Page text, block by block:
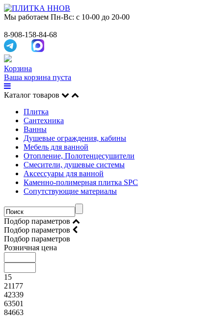
Мы работаем Пн-Вс: с 10-00 до 20-00
8-908-158-84-68
Корзина
Ваша корзина пуста
Каталог товаров
Плитка
Сантехника
Ванны
Душевые ограждения, кабины
Мебель для ванной
Отопление, Полотенцесушители
Смесители, душевые системы
Аксессуары для ванной
Каменно-полимерная плитка SPC
Сопутствующие материалы
Подбор параметров
Подбор параметров
Подбор параметров
Розничная цена
15
21177
42339
63501
84663